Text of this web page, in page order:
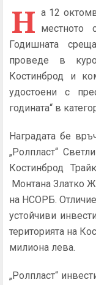
Н а 12
местното
Годишната
проведе в
Костинброд и
удостоени с
годината“ в
Наградата бе
„Ролпласт“
Костинброд
Монтана Златко
на НСОРБ.
устойчиви
територията на
милиона лева.
„Ролпласт“